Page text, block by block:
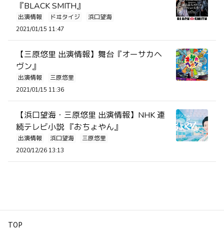
『BLACK SMITH』
出演情報 ドヰタイジ
浜口望海
2021/01/15 11:47
【三原悠里 出演情報】舞台『オーサカヘ
ヴン』
出演情報
三原悠里
2021/01/15 11:36
【浜口望海・三原悠里 出演情報】NHK 連
続テレビ小説 『おちょやん』
出演情報 浜口望海
三原悠里
2020/12/26 13:13
TOP